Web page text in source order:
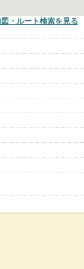
・ルート検索を見る